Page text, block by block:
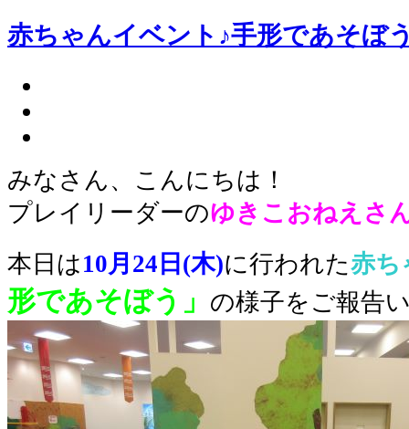
赤ちゃんイベント♪手形であそぼ
みなさん、こんにちは！
プレイリーダーのゆきこおねえさ
本日は10月24日(木)に行われた赤ち
形であそぼう」 の様子をご報告